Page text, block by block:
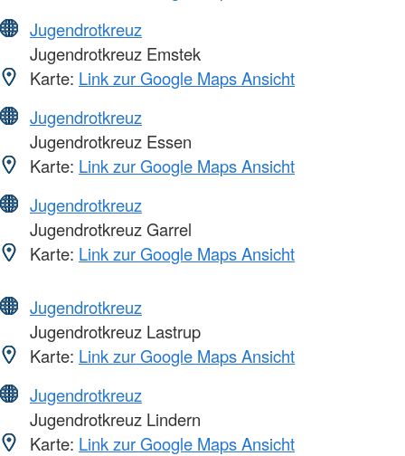
Jugendrotkreuz
Jugendrotkreuz Emstek
Karte: Link zur Google Maps Ansicht
Jugendrotkreuz
Jugendrotkreuz Essen
Karte: Link zur Google Maps Ansicht
Jugendrotkreuz
Jugendrotkreuz Garrel
Karte: Link zur Google Maps Ansicht
Jugendrotkreuz
Jugendrotkreuz Lastrup
Karte: Link zur Google Maps Ansicht
Jugendrotkreuz
Jugendrotkreuz Lindern
Karte: Link zur Google Maps Ansicht